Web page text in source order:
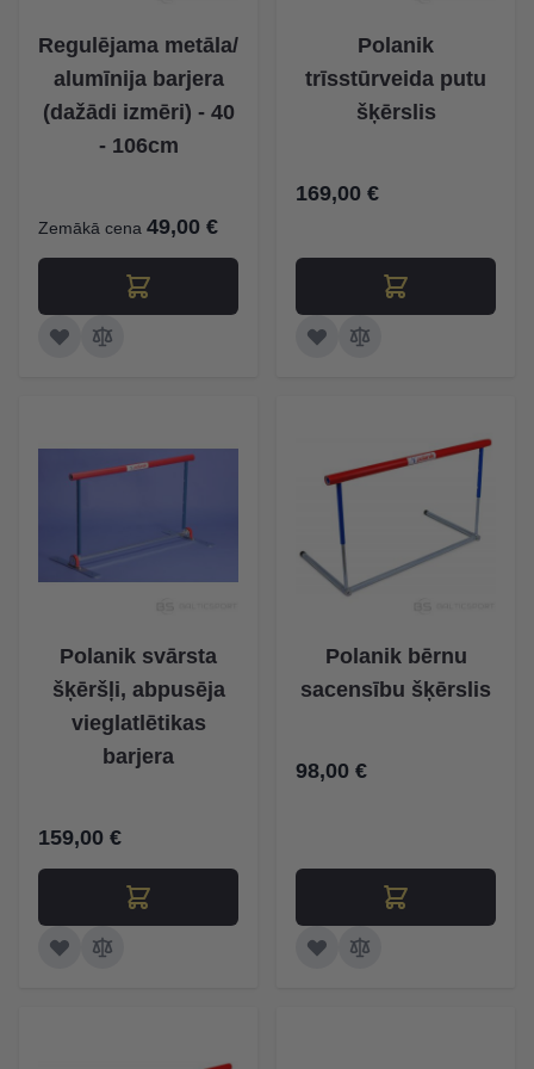
Regulējama metāla/
alumīnija barjera
(dažādi izmēri) - 40
- 106cm
Zemākā cena 49,00 €
Polanik
trīsstūrveida putu
šķērslis
169,00 €
Polanik svārsta
šķēršļi, abpusēja
vieglatlētikas
barjera
159,00 €
Polanik bērnu
sacensību šķērslis
98,00 €